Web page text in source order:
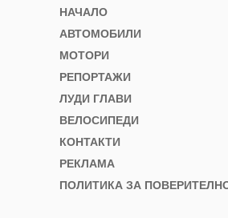
НАЧАЛО
АВТОМОБИЛИ
МОТОРИ
РЕПОРТАЖИ
ЛУДИ ГЛАВИ
ВЕЛОСИПЕДИ
КОНТАКТИ
РЕКЛАМА
ПОЛИТИКА ЗА